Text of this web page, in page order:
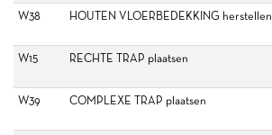
W38
HOUTEN VLOERBEDEKKING herstellen
W15
RECHTE TRAP plaatsen
W39
COMPLEXE TRAP plaatsen